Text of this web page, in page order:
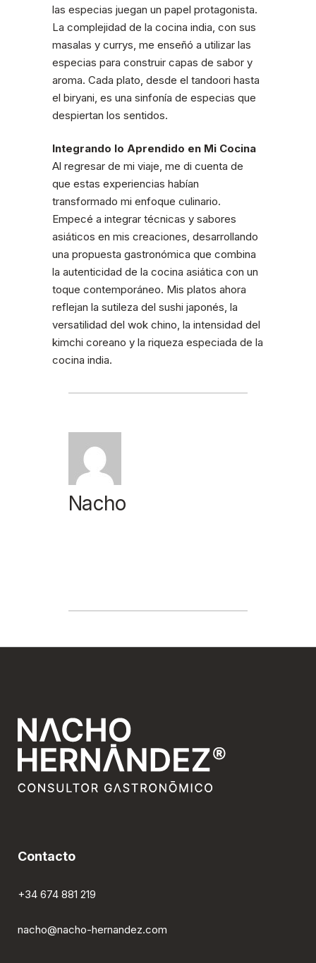
las especias juegan un papel protagonista.
La complejidad de la cocina india, con sus
masalas y currys, me enseñó a utilizar las
especias para construir capas de sabor y
aroma. Cada plato, desde el tandoori hasta
el biryani, es una sinfonía de especias que
despiertan los sentidos.
Integrando lo Aprendido en Mi Cocina
Al regresar de mi viaje, me di cuenta de
que estas experiencias habían
transformado mi enfoque culinario.
Empecé a integrar técnicas y sabores
asiáticos en mis creaciones, desarrollando
una propuesta gastronómica que combina
la autenticidad de la cocina asiática con un
toque contemporáneo. Mis platos ahora
reflejan la sutileza del sushi japonés, la
versatilidad del wok chino, la intensidad del
kimchi coreano y la riqueza especiada de la
cocina india.
Nacho
Contacto
+34 674 881 219
nacho@nacho-hernandez.com